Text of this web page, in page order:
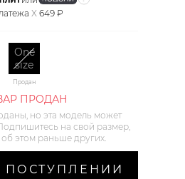
X 649 ₽
One
size
Продан
ПРОДАН
но эта модель может
на свой размер,
об этом раньше других.
ПОСТУПЛЕНИИ